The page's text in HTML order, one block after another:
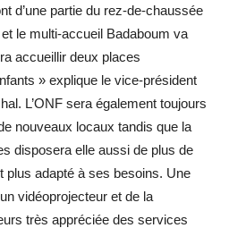
d’une partie du rez-de-chaussée
le multi-accueil Badaboum va
accueillir deux places
» explique le vice-président
L’ONF sera également toujours
nouveaux locaux tandis que la
disposera elle aussi de plus de
plus adapté à ses besoins. Une
vidéoprojecteur et de la
très appréciée des services